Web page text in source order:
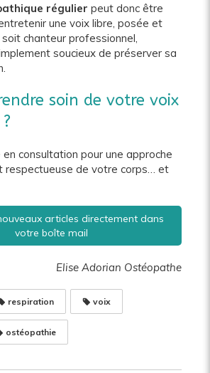
régulier peut donc être
une voix libre, posée et
soit chanteur professionnel,
soucieux de préserver sa
soin de votre voix
en consultation pour une approche
respectueuse de votre corps… et
articles directement dans
votre boîte mail
Elise Adorian Ostéopathe
respiration voix
ostéopathie